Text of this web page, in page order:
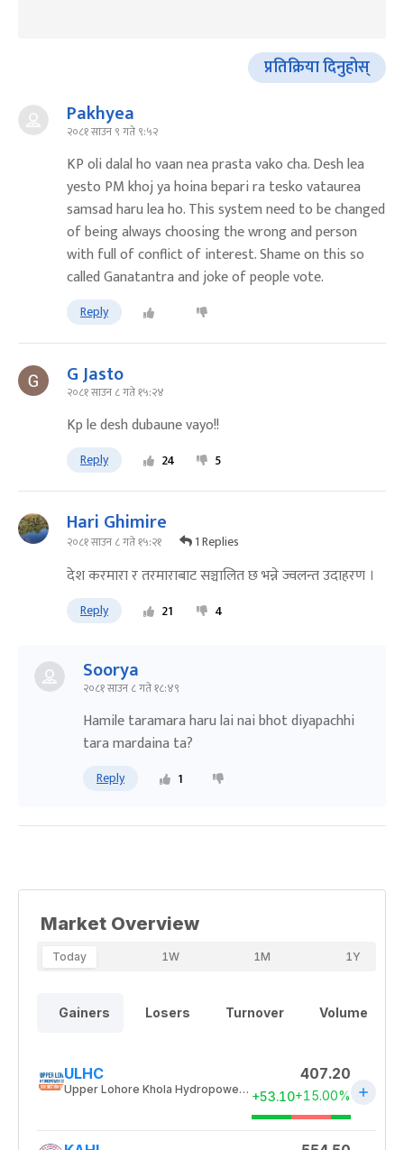
प्रतिक्रिया दिनुहोस्
Pakhyea
२०८१ साउन ९ गते ९:५२
KP oli dalal ho vaan nea prasta vako cha. Desh lea
yesto PM khoj ya hoina bepari ra tesko vataurea
samsad haru lea ho. This system need to be changed
of being always choosing the wrong and person
with full of conflict of interest. Shame on this so
called Ganatantra and joke of people vote.
Reply
G Jasto
२०८१ साउन ८ गते १५:२४
Kp le desh dubaune vayo!!
Reply 24 5
Hari Ghimire
२०८१ साउन ८ गते १५:२१ 1 Replies
देश करमारा र तरमाराबाट सञ्चालित छ भन्ने ज्वलन्त उदाहरण ।
Reply 21 4
Soorya
२०८१ साउन ८ गते १८:४९
Hamile taramara haru lai nai bhot diyapachhi
tara mardaina ta?
Reply 1